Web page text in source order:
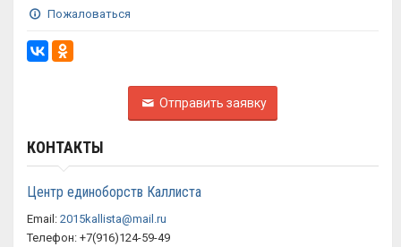
Пожаловаться
Отправить заявку
КОНТАКТЫ
Центр единоборств Каллиста
Email: 2015kallista@mail.ru
Телефон: +7(916)124-59-49